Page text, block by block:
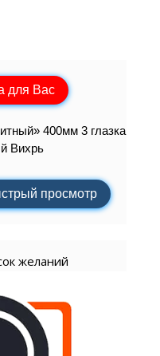
для Вас
400мм 3 глазка
Вихрь
просмотр
желаний